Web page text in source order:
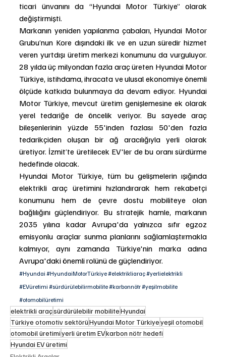
ticari ünvanını da “Hyundai Motor Türkiye” olarak
değiştirmişti.
Markanın yeniden yapılanma çabaları, Hyundai Motor
Grubu’nun Kore dışındaki ilk ve en uzun süredir hizmet
veren yurtdışı üretim merkezi konumunu da vurguluyor.
28 yılda üç milyondan fazla araç üreten Hyundai Motor
Türkiye, istihdama, ihracata ve ulusal ekonomiye önemli
ölçüde katkıda bulunmaya da devam ediyor. Hyundai
Motor Türkiye, mevcut üretim genişlemesine ek olarak
yerel tedariğe de öncelik veriyor. Bu sayede araç
bileşenlerinin yüzde 55'inden fazlası 50'den fazla
tedarikçiden oluşan bir ağ aracılığıyla yerli olarak
üretiyor. İzmit’te üretilecek EV'ler de bu oranı sürdürme
hedefinde olacak.
Hyundai Motor Türkiye, tüm bu gelişmelerin ışığında
elektrikli araç üretimini hızlandırarak hem rekabetçi
konumunu hem de çevre dostu mobiliteye olan
bağlılığını güçlendiriyor. Bu stratejik hamle, markanın
2035 yılına kadar Avrupa'da yalnızca sıfır egzoz
emisyonlu araçlar sunma planlarını sağlamlaştırmakla
kalmıyor, aynı zamanda Türkiye'nin marka adına
Avrupa'daki önemli rolünü de güçlendiriyor.
#Hyundai #HyundaiMotorTürkiye#elektrikliaraç#yerlielektrikli
#EVüretimi #sürdürülebilirmobilite#karbonnötr#yeşilmobilite
#otomobilüretimi
elektrikli araçsürdürülebilir mobiliteHyundai
Türkiye otomotiv sektörüHyundai Motor Türkiyeyeşil otomobil
otomobil üretimiyerli üretim EVkarbon nötr hedefi
Hyundai EV üretimi